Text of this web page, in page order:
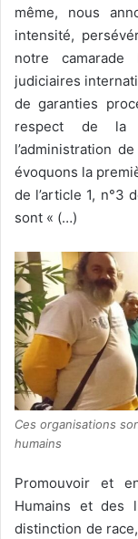
même, nous
intensité,
notre
judiciaires
de garanties
respect de la
l’administration
évoquons la
de l’article 1, n°3
sont « (…)
Ces organisations
humains
Promouvoir et
Humains et des
distinction de